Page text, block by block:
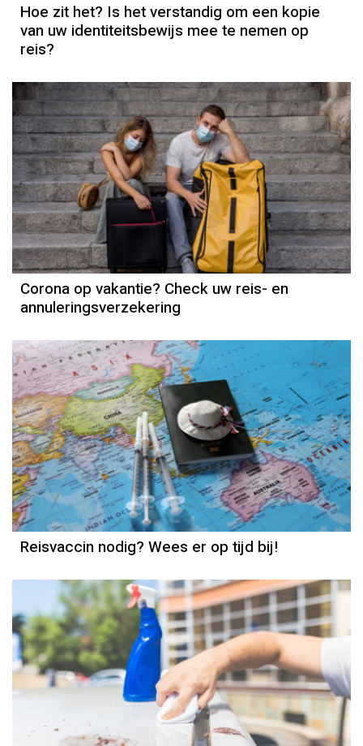
Hoe zit het? Is het verstandig om een kopie
van uw identiteitsbewijs mee te nemen op
reis?
Corona op vakantie? Check uw reis- en
annuleringsverzekering
Reisvaccin nodig? Wees er op tijd bij!